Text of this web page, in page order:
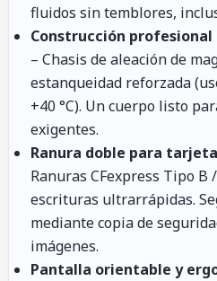
fluidos sin temblores,
Construcción
– Chasis de aleación de
estanqueidad reforzada
+40 °C). Un cuerpo listo
exigentes.
Ranura doble para
Ranuras CFexpress Tipo B
escrituras ultrarrápidas.
mediante copia de
imágenes.
Pantalla orientable y